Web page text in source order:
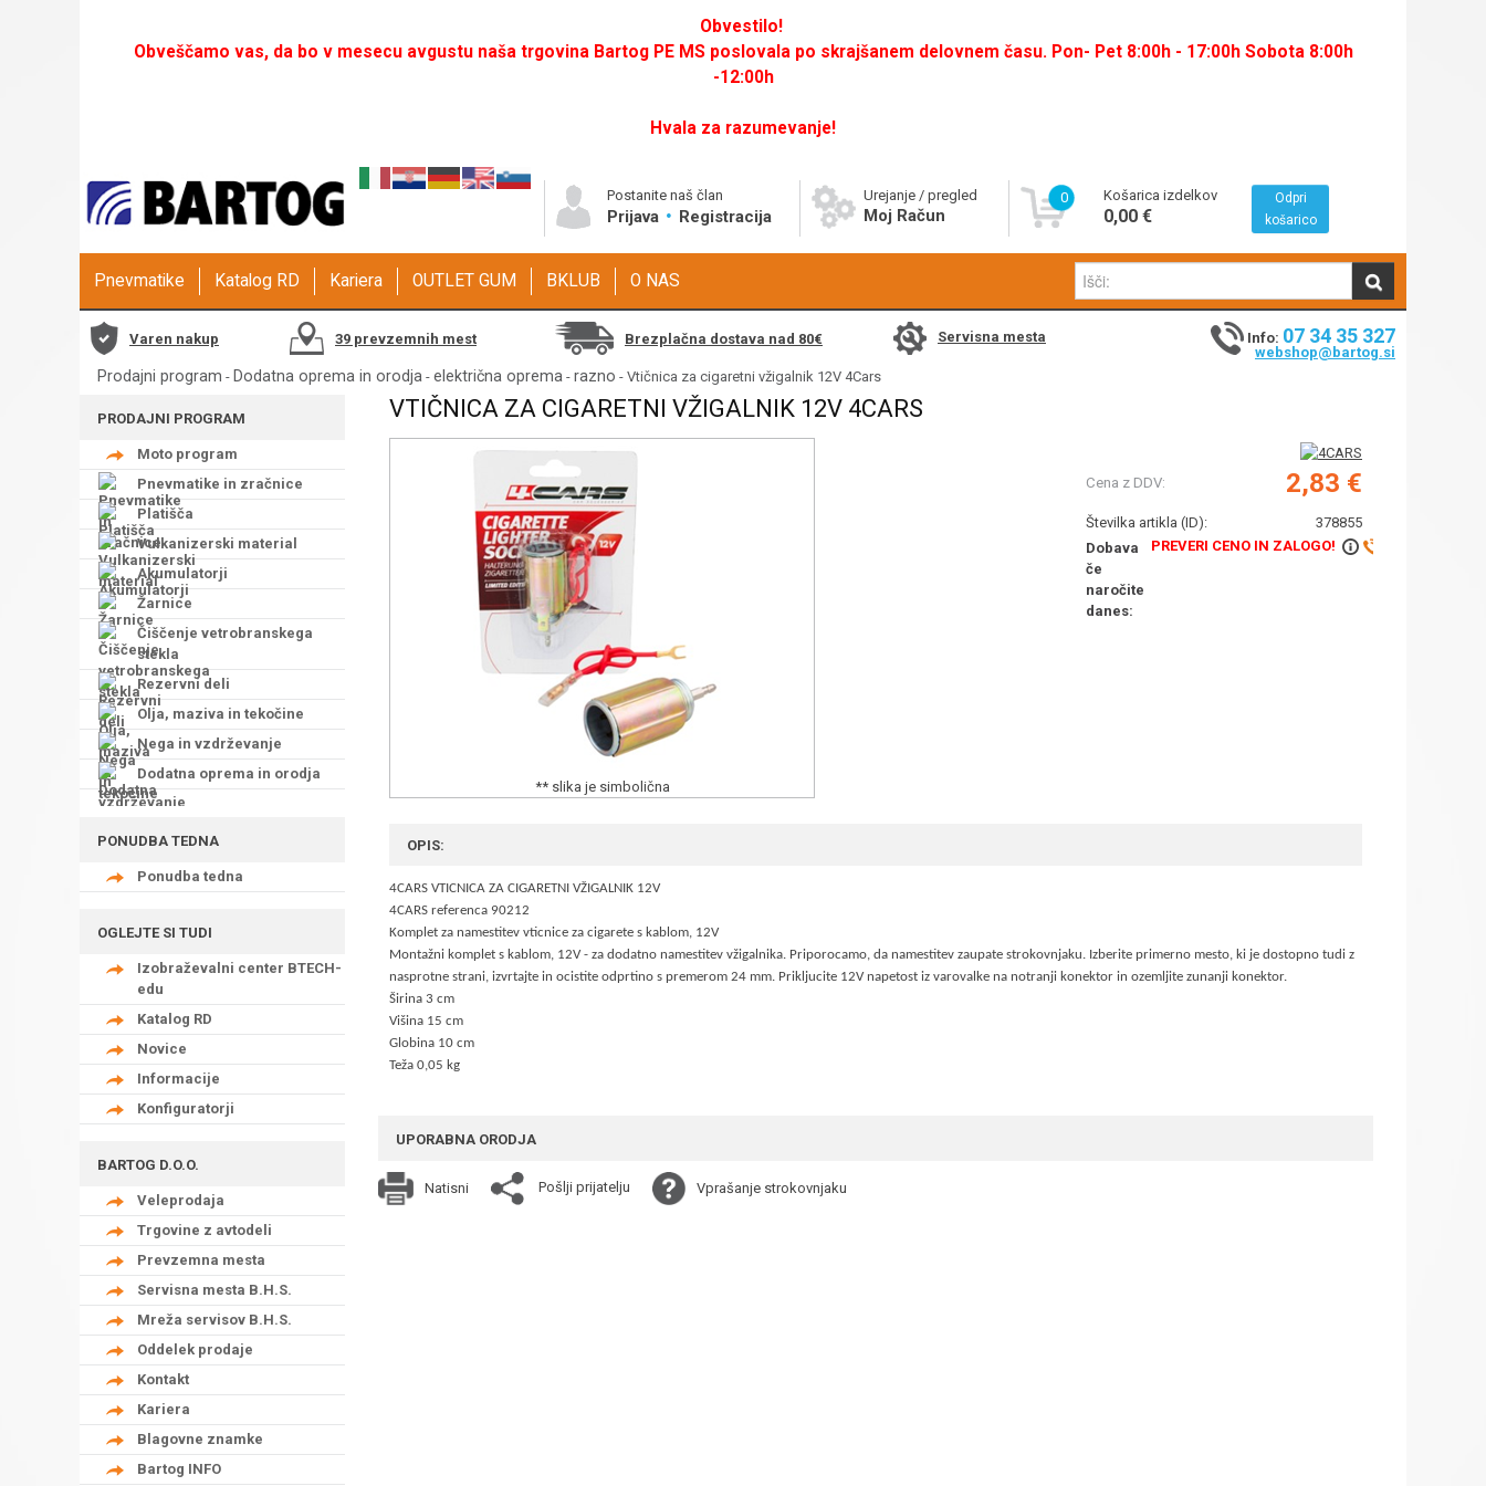
Obvestilo!
Obveščamo vas, da bo v mesecu avgustu naša trgovina Bartog PE MS poslovala po skrajšanem delovnem času. Pon- Pet 8:00h - 17:00h Sobota 8:00h
-12:00h
Hvala za razumevanje!
Postanite naš član
Prijava Registracija
Urejanje / pregled
Moj Račun
0 Košarica izdelkov
0,00 €
Odpri
košarico
Pnevmatike Katalog RD Kariera OUTLET GUM BKLUB O NAS
Varen nakup 39 prevzemnih mest Brezplačna dostava nad 80€ Servisna mesta Info: 07 34 35 327
webshop@bartog.si
Prodajni program - Dodatna oprema in orodja - električna oprema - razno - Vtičnica za cigaretni vžigalnik 12V 4Cars
PRODAJNI PROGRAM
Moto program
Pnevmatike in zračnice
Platišča
Vulkanizerski material
Akumulatorji
Žarnice
Čiščenje vetrobranskega
stekla
Rezervni deli
Olja, maziva in tekočine
Nega in vzdrževanje
Dodatna oprema in orodja
PONUDBA TEDNA
Ponudba tedna
OGLEJTE SI TUDI
Izobraževalni center BTECH-
edu
Katalog RD
Novice
Informacije
Konfiguratorji
BARTOG D.O.O.
Veleprodaja
Trgovine z avtodeli
Prevzemna mesta
Servisna mesta B.H.S.
Mreža servisov B.H.S.
Oddelek prodaje
Kontakt
Kariera
Blagovne znamke
Bartog INFO
VTIČNICA ZA CIGARETNI VŽIGALNIK 12V 4CARS
** slika je simbolična
Cena z DDV: 2,83 €
Številka artikla (ID):
378855
Dobava
če
naročite
danes:
PREVERI CENO IN ZALOGO!
OPIS:
4CARS VTICNICA ZA CIGARETNI VŽIGALNIK 12V
4CARS referenca 90212
Komplet za namestitev vticnice za cigarete s kablom, 12V
Montažni komplet s kablom, 12V - za dodatno namestitev vžigalnika. Priporocamo, da namestitev zaupate strokovnjaku. Izberite primerno mesto, ki je dostopno tudi z
nasprotne strani, izvrtajte in ocistite odprtino s premerom 24 mm. Prikljucite 12V napetost iz varovalke na notranji konektor in ozemljite zunanji konektor.
Širina 3 cm
Višina 15 cm
Globina 10 cm
Teža 0,05 kg
UPORABNA ORODJA
Natisni Pošlji prijatelju Vprašanje strokovnjaku